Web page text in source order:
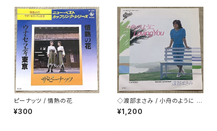
ピーナッツ / 情熱の花
¥300
◇渡部まさみ / 小舟のように L
oving You
¥1,200